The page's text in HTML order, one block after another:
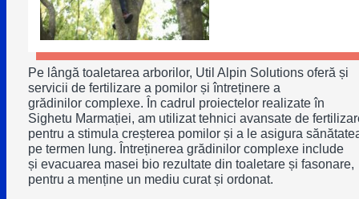
Pe lângă toaletarea arborilor, Util Alpin Solutions oferă și
servicii de fertilizare a pomilor și întreținere a
grădinilor complexe. În cadrul proiectelor realizate în
Sighetu Marmației, am utilizat tehnici avansate de
pentru a stimula creșterea pomilor și a le asigura
pe termen lung. Întreținerea grădinilor complexe include
și evacuarea masei bio rezultate din toaletare și fasonare,
pentru a menține un mediu curat și ordonat.